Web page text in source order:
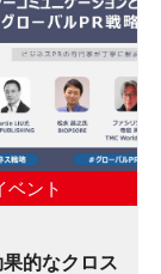
ベント
的なクロス